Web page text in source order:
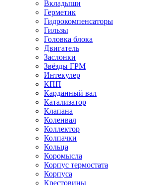
Вкладыши
Герметик
Гидрокомпенсаторы
Гильзы
Головка блока
Двигатель
Заслонки
Звёзды ГРМ
Интекулер
КПП
Карданный вал
Катализатор
Клапана
Коленвал
Коллектор
Колпачки
Кольца
Коромысла
Корпус термостата
Корпуса
Крестовины